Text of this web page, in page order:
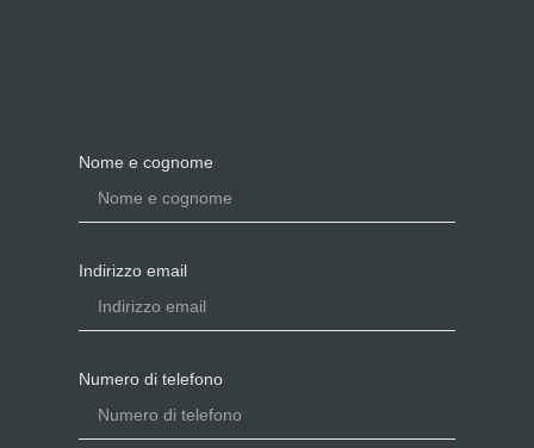
Nome e cognome
Indirizzo email
Numero di telefono